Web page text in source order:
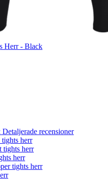
Herr - Black
recensioner
tights herr
tights herr
herr
tights herr